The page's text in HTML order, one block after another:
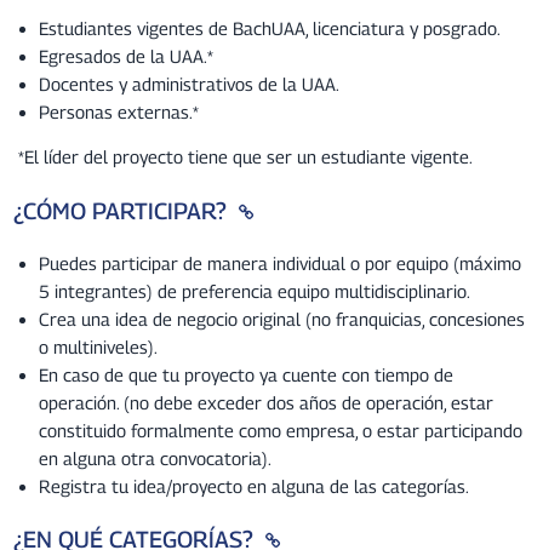
Estudiantes vigentes de BachUAA, licenciatura y posgrado.
Egresados de la UAA.*
Docentes y administrativos de la UAA.
Personas externas.*
*El líder del proyecto tiene que ser un estudiante vigente.
¿CÓMO PARTICIPAR?
Puedes participar de manera individual o por equipo (máximo
5 integrantes) de preferencia equipo multidisciplinario.
Crea una idea de negocio original (no franquicias, concesiones
o multiniveles).
En caso de que tu proyecto ya cuente con tiempo de
operación. (no debe exceder dos años de operación, estar
constituido formalmente como empresa, o estar participando
en alguna otra convocatoria).
Registra tu idea/proyecto en alguna de las categorías.
¿EN QUÉ CATEGORÍAS?